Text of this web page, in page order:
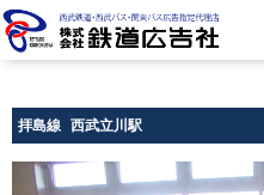
拝島線 西武立川駅